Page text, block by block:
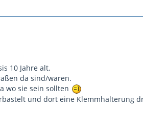
10 Jahre alt.
da sind/waren.
wo sie sein sollten
und dort eine Klemmhalterung